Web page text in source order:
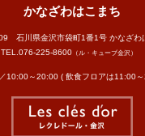
かなざわはこまち
石川県金沢市袋町1番1号 かなざわ
TEL. 076-225-8600（ル・キューブ金沢）
10:00～20:00 ( 飲食フロアは11:00